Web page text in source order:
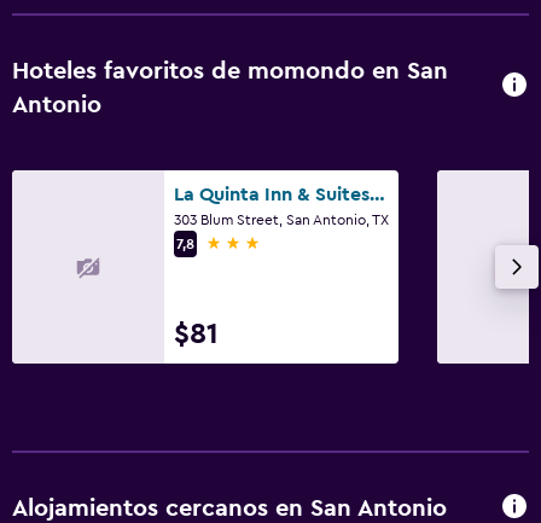
Hoteles favoritos de momondo en San
Antonio
La Quinta Inn & Suites by Wyndham San Antonio Riverwalk
303 Blum Street, San Antonio, TX
7,8
3 estrellas
$81
Alojamientos cercanos en San Antonio